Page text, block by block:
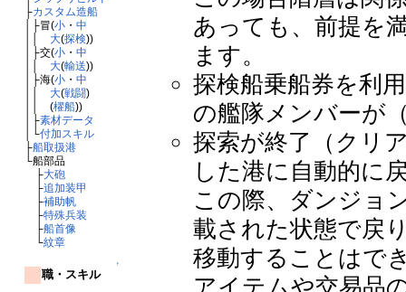
├カスタム造船
│├冒(小・ 中
大(探検))
│├交(小・ 中
大(輸送))
│├海(小・ 中
大(戦闘)
││ (櫂船))
│├素材データ
│└付加スキル
├船取扱港
└船部品
├大砲
├追加装甲
├補助帆
├特殊兵装
├船首像
└紋章
↑
職・スキル
あっても、前提を
ます。
探検船乗船券を利
の艦隊メンバーが
探索が終了（クリ
した港に自動的に
この際、ダンジョ
載された状態で戻
移動することはで
アイテムや交易品